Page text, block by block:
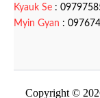
Kyauk Se :
Myin Gyan :
Copyright ©